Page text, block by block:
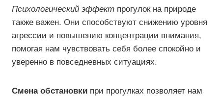
Психологический эффект прогулок на природе
также важен. Они способствуют снижению уровня
агрессии и повышению концентрации внимания,
помогая нам чувствовать себя более спокойно и
уверенно в повседневных ситуациях.
Смена обстановки при прогулках позволяет нам